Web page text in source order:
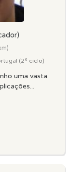
(2º ciclo)
uma vasta